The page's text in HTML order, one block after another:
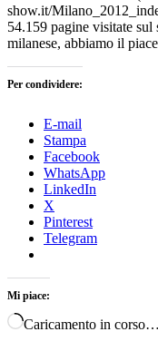
show.it/
54.159 pagine visitate sul
milanese, abbiamo il
Per condividere:
E-mail
Stampa
Facebook
WhatsApp
LinkedIn
X
Pinterest
Telegram
Mi piace:
Caricamento in corso…